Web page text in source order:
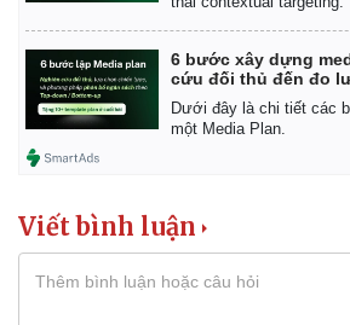
6 bước xây dựng
cứu đối thủ đến đo
Dưới đây là chi tiết các
một Media Plan.
Viết bình luận